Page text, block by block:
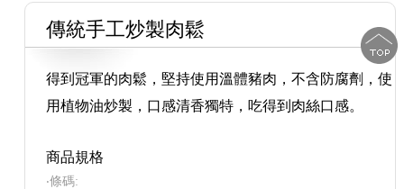
傳統手工炒製肉鬆
得到冠軍的肉鬆，堅持使用溫體豬肉，不含防腐劑，使
用植物油炒製，口感清香獨特，吃得到肉絲口感。
商品規格
‧條碼: